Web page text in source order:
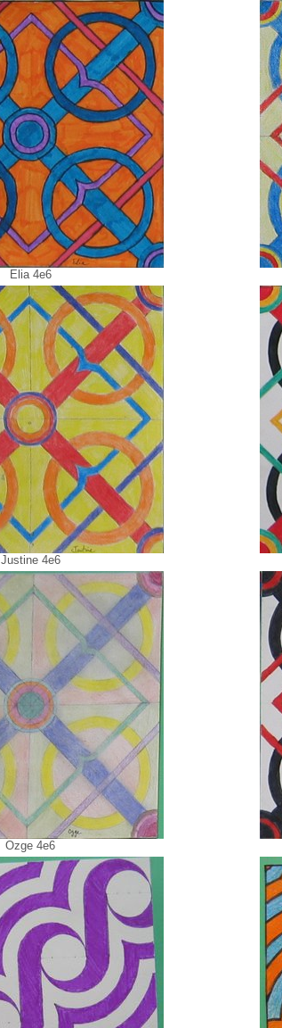
Elia 4e6
Justine 4e6
Ozge 4e6